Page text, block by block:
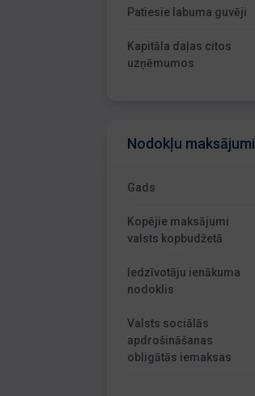
Patiesie labuma guvēji
Kapitāla daļas citos
uzņēmumos
Nodokļu maksājumi
Gads
Kopējie maksājumi
valsts kopbudžetā
Iedzīvotāju ienākuma
nodoklis
Valsts sociālās
apdrošināšanas
obligātās iemaksas